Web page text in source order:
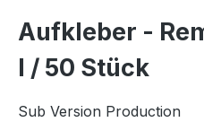
Aufkleber -
I / 50 Stück
Sub Version Production